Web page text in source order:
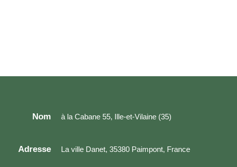
Nom à la Cabane 55, Ille-et-Vilaine (35)
Adresse La ville Danet, 35380 Paimpont, France